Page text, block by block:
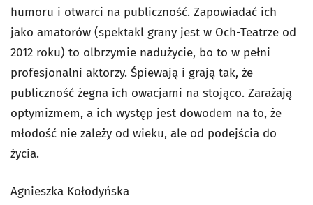
humoru i otwarci na publiczność. Zapowiadać ich
jako amatorów (spektakl grany jest w Och-Teatrze od
2012 roku) to olbrzymie nadużycie, bo to w pełni
profesjonalni aktorzy. Śpiewają i grają tak, że
publiczność żegna ich owacjami na stojąco. Zarażają
optymizmem, a ich występ jest dowodem na to, że
młodość nie zależy od wieku, ale od podejścia do
życia.
Agnieszka Kołodyńska